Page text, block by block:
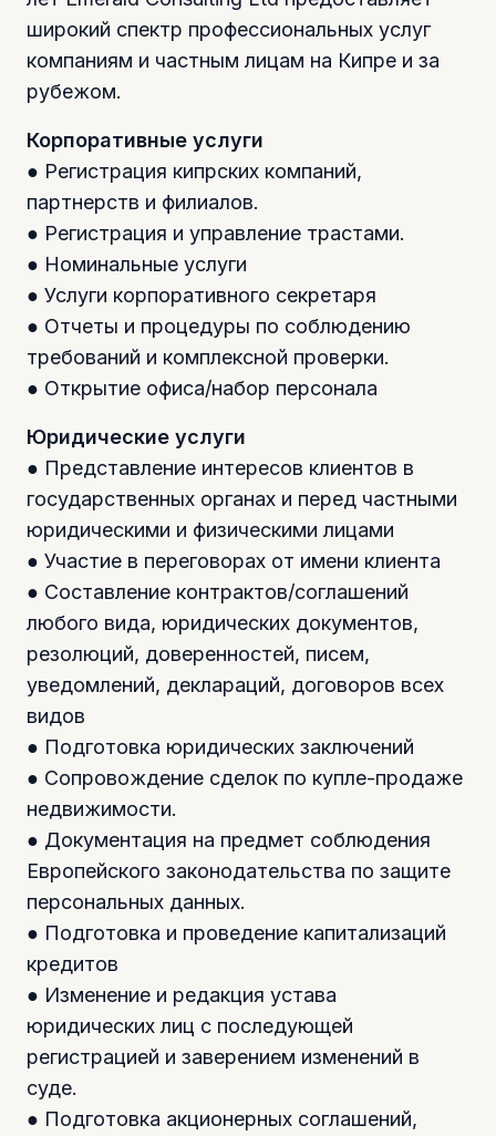
широкий спектр профессиональных услуг
компаниям и частным лицам на Кипре и за
рубежом.
Корпоративные услуги
● Регистрация кипрских компаний,
партнерств и филиалов.
● Регистрация и управление трастами.
● Номинальные услуги
● Услуги корпоративного секретаря
● Отчеты и процедуры по соблюдению
требований и комплексной проверки.
● Открытие офиса/набор персонала
Юридические услуги
● Представление интересов клиентов в
государственных органах и перед частными
юридическими и физическими лицами
● Участие в переговорах от имени клиента
● Составление контрактов/соглашений
любого вида, юридических документов,
резолюций, доверенностей, писем,
уведомлений, деклараций, договоров всех
видов
● Подготовка юридических заключений
● Сопровождение сделок по купле-продаже
недвижимости.
● Документация на предмет соблюдения
Европейского законодательства по защите
персональных данных.
● Подготовка и проведение капитализаций
кредитов
● Изменение и редакция устава
юридических лиц с последующей
регистрацией и заверением изменений в
суде.
● Подготовка акционерных соглашений,